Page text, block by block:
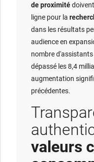
de proximité
ligne pour la
dans les résultats
audience en
nombre
dépassé les 8,4
augmentation
précédentes.
valeurs